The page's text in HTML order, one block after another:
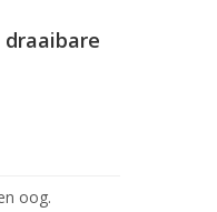
oog.